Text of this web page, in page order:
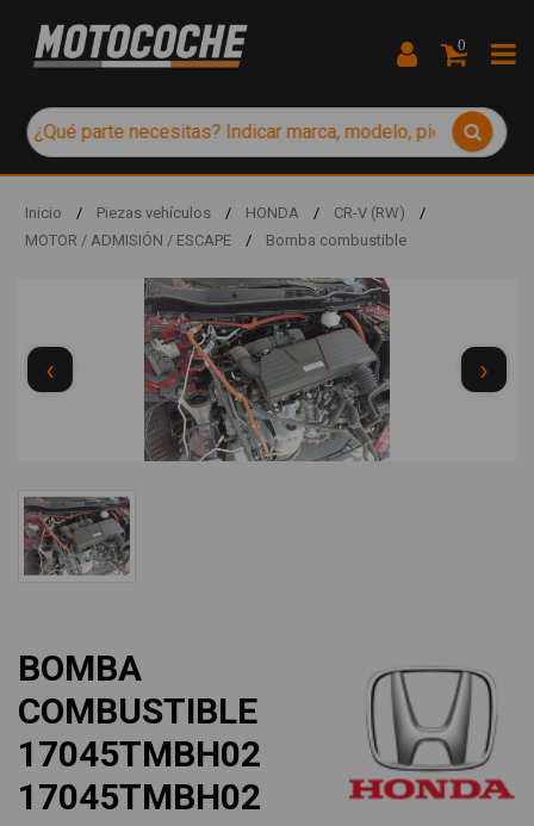
0
Inicio / Piezas vehículos / HONDA / CR-V (RW)
/
MOTOR / ADMISIÓN / ESCAPE
/ Bomba combustible
‹ ›
BOMBA
COMBUSTIBLE
17045TMBH02
17045TMBH02